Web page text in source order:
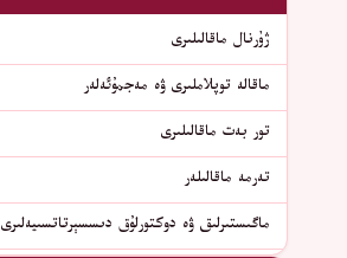
ژۇرنال ماقالىلىرى
ماقالە توپلاملىرى ۋە مەجمۇئەلەر
تور بەت ماقالىلىرى
تەرمە ماقالىلەر
ماگىستىرلىق ۋە دوكتورلۇق دىسسېرتاتسىيەلىرى